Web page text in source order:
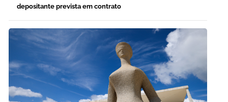
depositante prevista em contrato